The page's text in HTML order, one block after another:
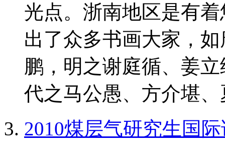
光点。浙南地区是有
出了众多书画大家，
鹏，明之谢庭循、姜
代之马公愚、方介堪
2010煤层气研究生国